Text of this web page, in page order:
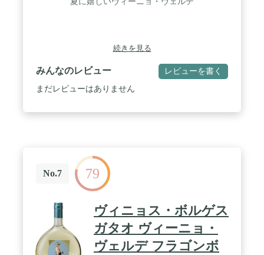
続きを見る
みんなのレビュー レビューを書く
まだレビューはありません
No.7 79
ヴィニョス・ボルゲス
ガタオ ヴィーニョ・
ヴェルデ フラゴンボ